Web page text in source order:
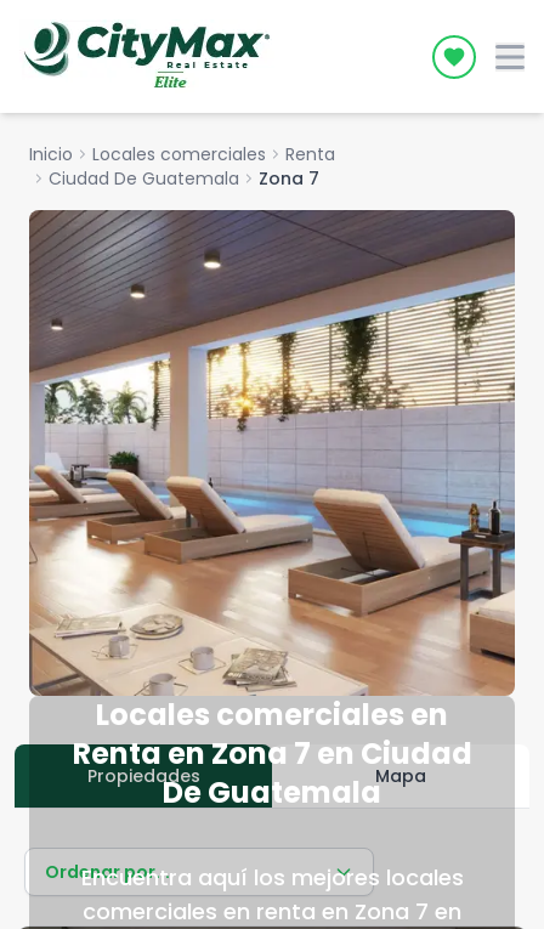
Icon
Inicio chevron_right Locales comerciales chevron_right Renta
chevron_right Ciudad De Guatemala chevron_right Zona 7
Locales comerciales en
Renta en Zona 7 en Ciudad
De Guatemala
Encuentra aquí los mejores locales
comerciales en renta en Zona 7 en
Propiedades Mapa
Ordenar por...